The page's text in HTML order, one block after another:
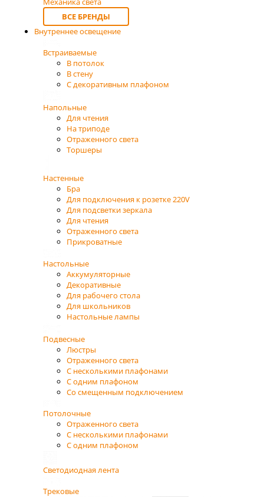
ВСЕ БРЕНДЫ
Внутреннее освещение
Встраиваемые
В потолок
В стену
С декоративным плафоном
Напольные
Для чтения
На триподе
Отраженного света
Торшеры
Настенные
Бра
Для подключения к розетке 220V
Для подсветки зеркала
Для чтения
Отраженного света
Прикроватные
Настольные
Аккумуляторные
Декоративные
Для рабочего стола
Для школьников
Настольные лампы
Подвесные
Люстры
Отраженного света
С несколькими плафонами
С одним плафоном
Со смещенным подключением
Потолочные
Отраженного света
С несколькими плафонами
С одним плафоном
Светодиодная лента
Трековые